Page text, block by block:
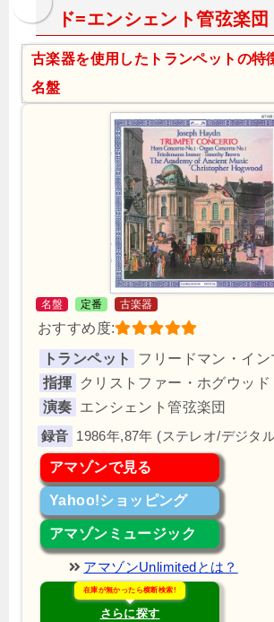
ド=エンシェント管弦楽団
古楽器を使用したトランペットの特
名盤
名盤 定番 古楽器
おすすめ度:
トランペット
フリードマン・イン
指揮
クリストファー・ホグウッド
演奏 エンシェント管弦楽団
1986年,87年 (ステレオ/デジタ
アマゾンで見る
Yahoo!ショッピング
アマゾンミュージック
アマゾンUnlimitedとは？
在庫が無かったら横断検索!
さらに探す